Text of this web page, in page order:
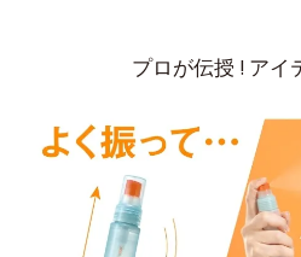
プロが伝授 ! アイ